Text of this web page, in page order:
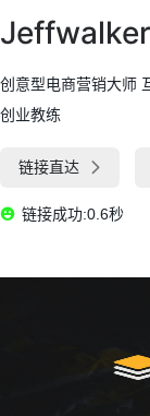
Jeffwalker
创意型电商营销大师
创业教练
链接直达
链接成功:0.6秒